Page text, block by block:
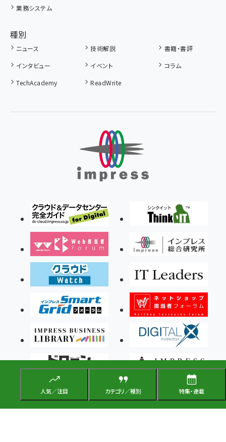
人気／注目 カテゴリ／種別 特集・連載
業務システム
種別
ニュース 技術解説
書籍・書評
インタビュー
イベント
コラム
TechAcademy
ReadWrite